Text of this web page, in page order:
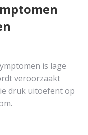
is lage
veroorzaakt
druk uitoefent op